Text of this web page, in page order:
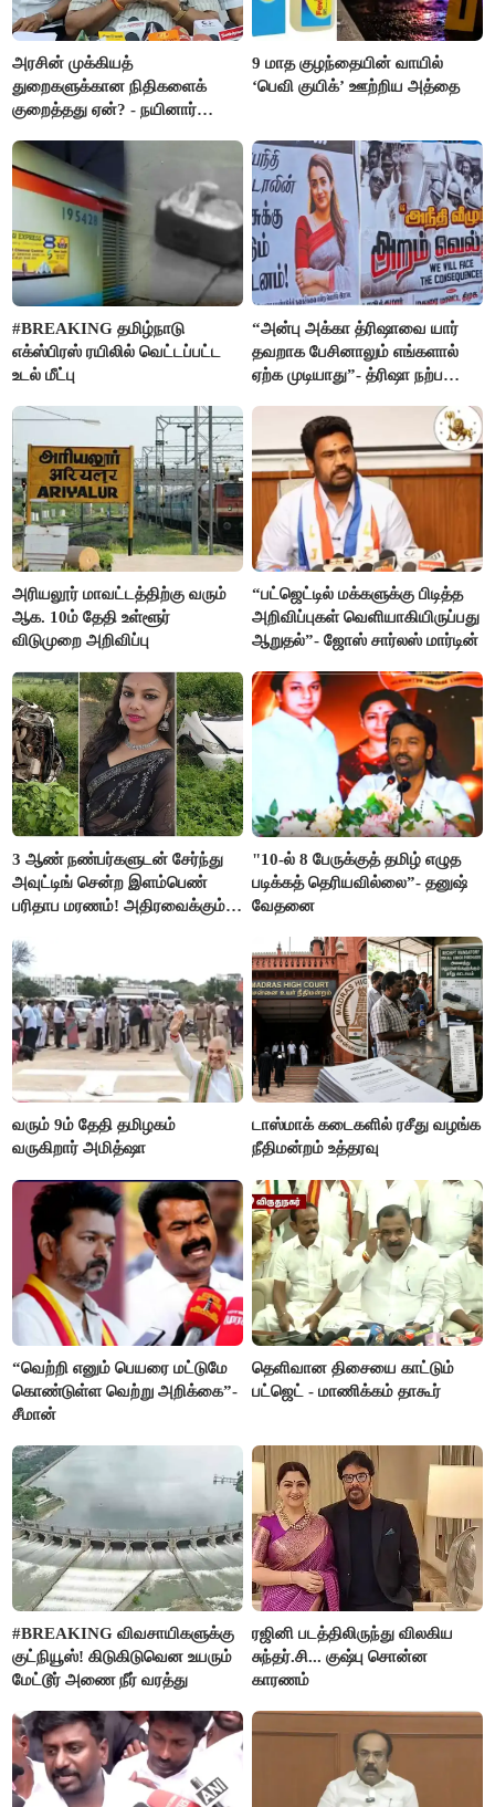
அரசின் முக்கியத்
துறைகளுக்கான நிதிகளைக்
குறைத்தது ஏன்? - நயினார்
9 மாத குழந்தையின் வாயில்
‘பெவி குயிக்’ ஊற்றிய அத்தை
#BREAKING தமிழ்நாடு
எக்ஸ்பிரஸ் ரயிலில் வெட்டப்பட்ட
உடல் மீட்பு
“அன்பு அக்கா த்ரிஷாவை யார்
தவறாக பேசினாலும் எங்களால்
ஏற்க முடியாது”- த்ரிஷா நற்பணி
அரியலூர் மாவட்டத்திற்கு வரும்
ஆக. 10ம் தேதி உள்ளூர்
விடுமுறை அறிவிப்பு
“பட்ஜெட்டில் மக்களுக்கு பிடித்த
அறிவிப்புகள் வெளியாகியிருப்பது
ஆறுதல்”- ஜோஸ் சார்லஸ் மார்டின்
3 ஆண் நண்பர்களுடன் சேர்ந்து
அவுட்டிங் சென்ற இளம்பெண்
பரிதாப மரணம்! அதிரவைக்கும்
"10-ல் 8 பேருக்குத் தமிழ் எழுத
படிக்கத் தெரியவில்லை”- தனுஷ்
வேதனை
வரும் 9ம் தேதி தமிழகம்
வருகிறார் அமித்ஷா
டாஸ்மாக் கடைகளில் ரசீது வழங்க
நீதிமன்றம் உத்தரவு
“வெற்றி எனும் பெயரை மட்டுமே
கொண்டுள்ள வெற்று அறிக்கை”-
சீமான்
தெளிவான திசையை காட்டும்
பட்ஜெட் - மாணிக்கம் தாகூர்
#BREAKING விவசாயிகளுக்கு
குட்நியூஸ்! கிடுகிடுவென உயரும்
மேட்டூர் அணை நீர் வரத்து
ரஜினி படத்திலிருந்து விலகிய
சுந்தர்.சி... குஷ்பு சொன்ன
காரணம்